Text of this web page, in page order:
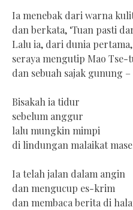
Ia menebak dari warna
dan berkata, ‘Tuan pasti
Lalu ia, dari dunia
seraya mengutip Mao Tse-
dan sebuah sajak gunung
Bisakah ia tidur
sebelum anggur
lalu mungkin mimpi
di lindungan malaikat
Ia telah jalan dalam angin
dan mengucup es-krim
dan membaca berita di